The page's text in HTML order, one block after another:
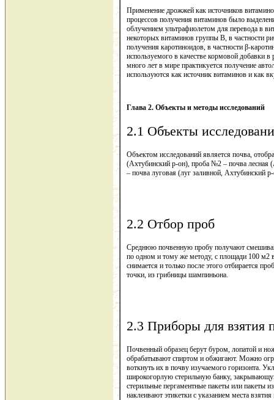
Применение дрожжей как источников
процессов получения витаминов было
облучением ультрафиолетом для перевода в
некоторых витаминов группы В, в частности
получения каротиноидов, в частности β-
используемого в качестве кормовой добавки
много лет в мире практикуется получение
используются как источник витаминов и как
Глава 2. Объекты и методы исследований
2.1 Объекты
Объектом исследований является почва,
(Ахтубинский р-он), проба №2 – почва
– почва луговая (луг заливной, Ахтубинский
2.2 Отбор проб
Среднюю почвенную пробу получают
по одном и тому же методу, с площади 100 м2
снимается и только после этого отбирается
точки, из грибницы шампиньона.
2.3 Приборы для взятия
Почвенный образец берут буром, лопатой и
обрабатывают спиртом и обжигают. Можно
воткнуть их в почву изучаемого горизонта.
широкогорлую стерильную банку,
стерильные пергаментные пакеты или пакеты
наклеивают этикетки с указанием места